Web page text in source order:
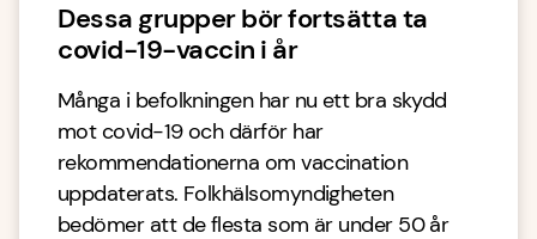
Dessa grupper bör fortsätta ta
covid-19-vaccin i år
Många i befolkningen har nu ett bra skydd
mot covid-19 och därför har
rekommendationerna om vaccination
uppdaterats. Folkhälsomyndigheten
bedömer att de flesta som är under 50 år